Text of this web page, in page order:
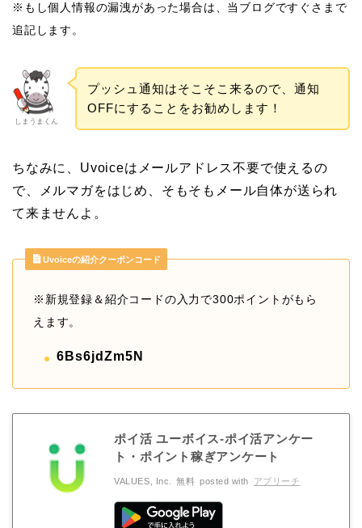
※もし個人情報の漏洩があった場合は、当ブログですぐさまで
追記します。
しまうまくん
プッシュ通知はそこそこ来るので、通知
OFFにすることをお勧めします！
ちなみに、Uvoiceはメールアドレス不要で使えるの
で、メルマガをはじめ、そもそもメール自体が送られ
て来ませんよ。
Uvoiceの紹介クーポンコード
※新規登録＆紹介コードの入力で300ポイントがもら
えます。
6Bs6jdZm5N
ポイ活 ユーボイス-ポイ活アンケー
ト・ポイント稼ぎアンケート
VALUES, Inc. 無料 posted with アプリーチ